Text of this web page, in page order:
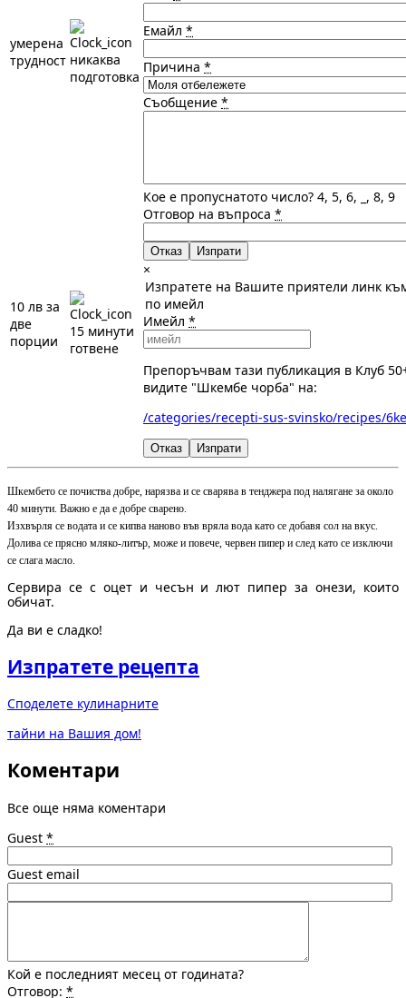
умеренa
трудност никаква
подготовка
Емайл *
Причина *
Съобщение *
Кое е пропуснатото число? 4, 5, 6, _, 8, 9
Отговор на въпроса *
Отказ
×
Изпратете на Вашите приятели линк
по имейл
Имейл *
Препоръчвам тази публикация в Клуб
видите "Шкембе чорба" на:
/categories/recepti-sus-svinsko/recipes/
Отказ Изпрати
10 лв за
две
порции
15 минути
готвене
Шкембето се почиства добре, нарязва и се сварява в тенджера под налягане за около
40 минути. Важно е да е добре сварено.
Изхвърля се водата и се кипва наново във вряла вода като се добавя сол на вкус.
Долива се прясно мляко-литър, може и повече, червен пипер и след като се изключи
се слага масло.
Сервира се с оцет и чесън и лют пипер за онези, които
обичат.
Да ви е сладко!
Изпратете рецепта
Споделете кулинарните
тайни на Вашия дом!
Коментари
Все още няма коментари
Guest *
Guest email
Кой е последният месец от годината?
Отговор: *